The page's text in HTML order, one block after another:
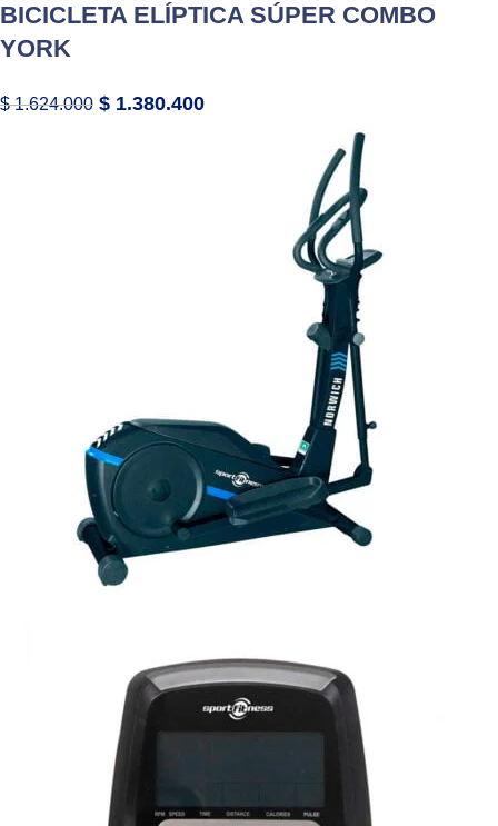
BICICLETA ELÍPTICA SÚPER COMBO
YORK
$1.624.000 $ 1.380.400